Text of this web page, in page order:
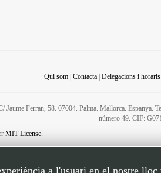
Qui som| Contacta| Delegacions i horaris
Ferran, 58. 07004. Palma. Mallorca. Espanya.
número 49. CIF:
MIT License.
a l'usuari en el nostre